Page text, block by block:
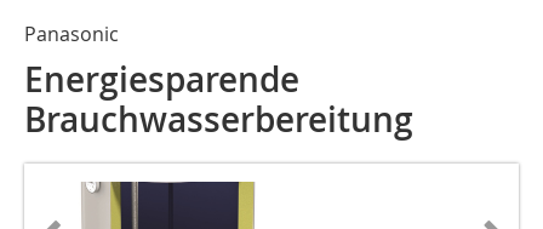
Panasonic
Energiesparende
Brauchwasserbereitung